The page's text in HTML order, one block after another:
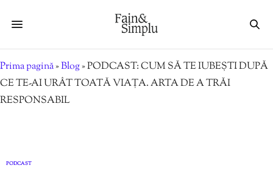
Prima pagină»Blog»PODCAST: CUM SĂ TE IUBEȘTI DUPĂ
CE TE-AI URÂT TOATĂ VIAȚA. ARTA DE A TRĂI
RESPONSABIL
PODCAST